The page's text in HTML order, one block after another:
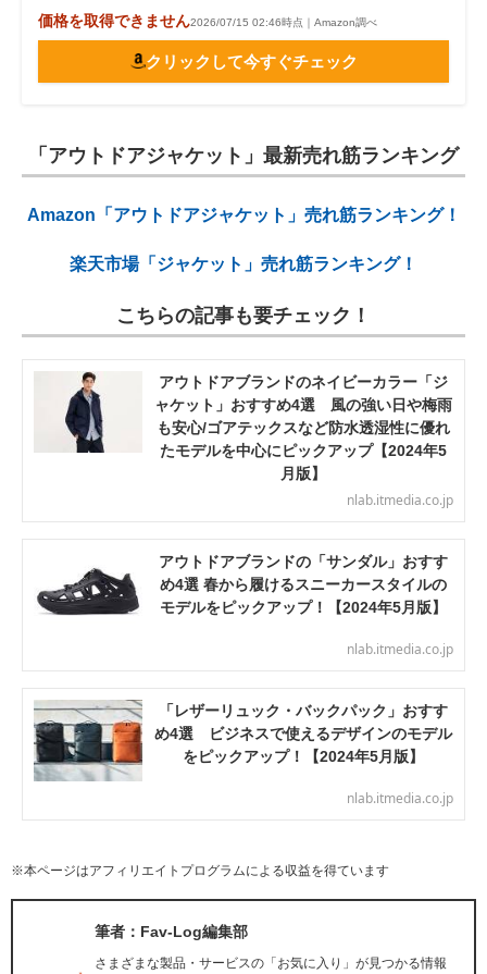
価格を取得できません2026/07/15 02:46時点｜Amazon調べ
クリックして今すぐチェック
「アウトドアジャケット」最新売れ筋ランキング
Amazon「アウトドアジャケット」売れ筋ランキング！
楽天市場「ジャケット」売れ筋ランキング！
こちらの記事も要チェック！
アウトドアブランドのネイビーカラー「ジ
ャケット」おすすめ4選 風の強い日や梅雨
も安心/ゴアテックスなど防水透湿性に優れ
たモデルを中心にピックアップ【2024年5
月版】
nlab.itmedia.co.jp
アウトドアブランドの「サンダル」おすす
め4選 春から履けるスニーカースタイルの
モデルをピックアップ！【2024年5月版】
nlab.itmedia.co.jp
「レザーリュック・バックパック」おすす
め4選 ビジネスで使えるデザインのモデル
をピックアップ！【2024年5月版】
nlab.itmedia.co.jp
※本ページはアフィリエイトプログラムによる収益を得ています
筆者：Fav-Log編集部
さまざまな製品・サービスの「お気に入り」が見つかる情報